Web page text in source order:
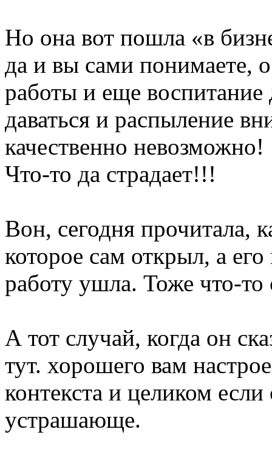
Но она вот пошла «в
да и вы сами понимаете,
работы и еще
даваться и распыление
качественно невозможно!
Что-то да страдает!!!
Вон, сегодня прочитала,
которое сам открыл, а
работу ушла. Тоже что-
А тот случай, когда он
тут. хорошего вам
контекста и целиком
устрашающе.